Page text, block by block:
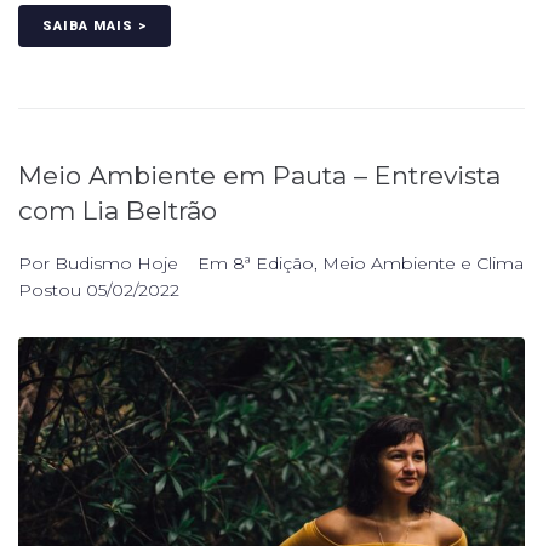
SAIBA MAIS >
Meio Ambiente em Pauta – Entrevista
com Lia Beltrão
Por Budismo Hoje Em 8ª Edição Meio Ambiente e Clima
Postou 05/02/2022